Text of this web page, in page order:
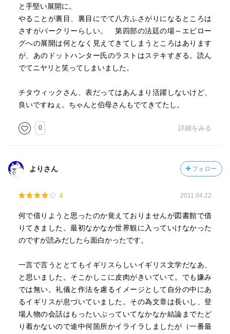
と手堅い展開に。
やることが裏目、裏目にでて八方ふさがりになるところは
さすがバークリーらしい。 第四部の法廷の場～エピロー
グへの展開は何となく見えてきてしまうところはあります
が、あのドットハンター氏のラストはステキすぎる。読ん
でてニヤリと笑ってしまいました。
チタウィックさん、表だってはあんまり活躍しないけど、
良いですねぇ。ちゃんと伯母さんもでてきてたし。
0 詳細をみる
よりさん フォロー
4 2011.04.22
何で借りようと思ったのか覚えておりませんが図書館で借
りてきました。最初なかなか世界観に入っていけなかった
のですが読みだしたら面白かったです。
一言で言うととてもイギリスらしいイギリス文学だなあ、
と思いました。そこかしこに皮肉がきいていて。でも嫌み
では無い。礼儀と作法を慮るイメージとして自分の中にあ
るイギリスが息づいていました。その為文章は長いし、登
場人物の会話はもったいぶっていてなかなか結論までたど
り着かないので途中何箇所かイライラしましたが（一番最